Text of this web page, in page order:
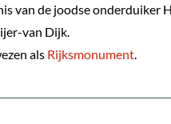
van de joodse onderduiker
van Dijk.
als Rijksmonument.